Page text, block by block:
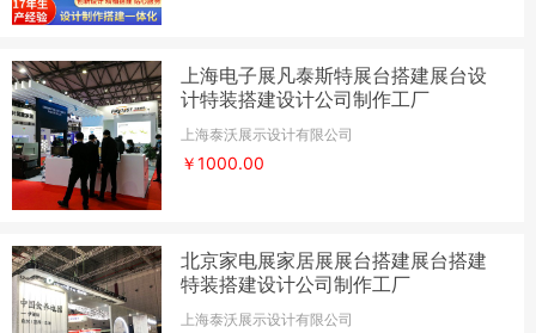
上海电子展凡泰斯特展台搭建展台设
计特装搭建设计公司制作工厂
上海泰沃展示设计有限公司
￥1000.00
北京家电展家居展展台搭建展台搭建
特装搭建设计公司制作工厂
上海泰沃展示设计有限公司